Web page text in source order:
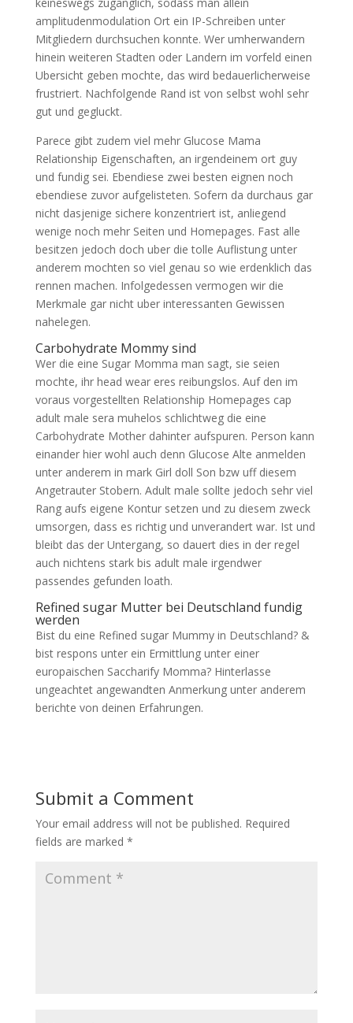
amplitudenmodulation Ort ein IP-Schreiben unter
Mitgliedern durchsuchen konnte. Wer umherwandern
hinein weiteren Stadten oder Landern im vorfeld einen
Ubersicht geben mochte, das wird bedauerlicherweise
frustriert. Nachfolgende Rand ist von selbst wohl sehr
gut und gegluckt.
Parece gibt zudem viel mehr Glucose Mama
Relationship Eigenschaften, an irgendeinem ort guy
und fundig sei. Ebendiese zwei besten eignen noch
ebendiese zuvor aufgelisteten. Sofern da durchaus gar
nicht dasjenige sichere konzentriert ist, anliegend
wenige noch mehr Seiten und Homepages. Fast alle
besitzen jedoch doch uber die tolle Auflistung unter
anderem mochten so viel genau so wie erdenklich das
rennen machen. Infolgedessen vermogen wir die
Merkmale gar nicht uber interessanten Gewissen
nahelegen.
Carbohydrate Mommy sind
Wer die eine Sugar Momma man sagt, sie seien
mochte, ihr head wear eres reibungslos. Auf den im
voraus vorgestellten Relationship Homepages cap
adult male sera muhelos schlichtweg die eine
Carbohydrate Mother dahinter aufspuren. Person kann
einander hier wohl auch denn Glucose Alte anmelden
unter anderem in mark Girl doll Son bzw uff diesem
Angetrauter Stobern. Adult male sollte jedoch sehr viel
Rang aufs eigene Kontur setzen und zu diesem zweck
umsorgen, dass es richtig und unverandert war. Ist und
bleibt das der Untergang, so dauert dies in der regel
auch nichtens stark bis adult male irgendwer
passendes gefunden loath.
Refined sugar Mutter bei Deutschland fundig
werden
Bist du eine Refined sugar Mummy in Deutschland? &
bist respons unter ein Ermittlung unter einer
europaischen Saccharify Momma? Hinterlasse
ungeachtet angewandten Anmerkung unter anderem
berichte von deinen Erfahrungen.
Submit a Comment
Your email address will not be published. Required
fields are marked *